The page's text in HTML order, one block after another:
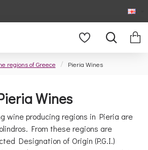
regions of Greece Pieria Wines
Wines
wine producing regions in Pieria are
From these regions are
Designation of Origin (P.G.I.)